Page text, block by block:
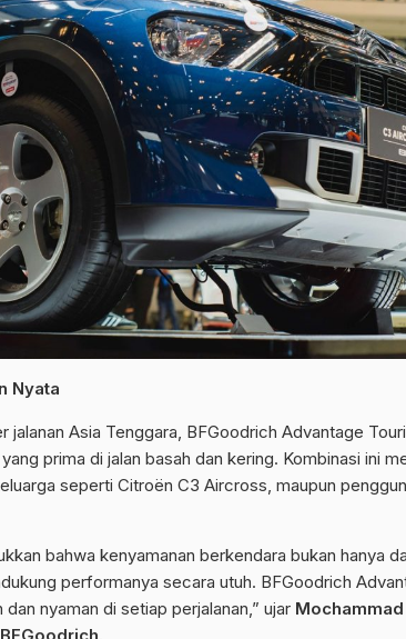
Nyata
jalanan Asia Tenggara, BFGoodrich Advantage
prima di jalan basah dan kering. Kombinasi ini
seperti Citroën C3 Aircross, maupun
bahwa kenyamanan berkendara bukan hanya
performanya secara utuh. BFGoodrich
nyaman di setiap perjalanan,” ujar